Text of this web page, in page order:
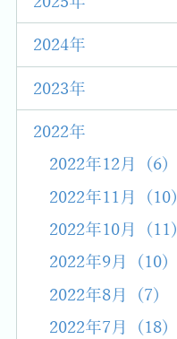
2024年
2023年
2022年
2022年12月 (6)
2022年11月 (10)
2022年10月 (11)
2022年9月 (10)
2022年8月 (7)
2022年7月 (18)